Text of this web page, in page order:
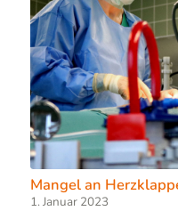
Mangel an
1. Januar 2023